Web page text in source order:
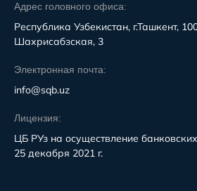
Адрес головного офиса:
Республика Узбекистан, г.Ташкент,
Шахрисабзская, 3
Электронная почта:
info@sqb.uz
Лицензия:
ЦБ РУз на осуществление
25 декабря 2021 г.